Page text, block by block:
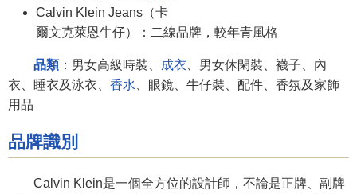
Calvin Klein Jeans（卡
爾文克萊恩牛仔）：二線品牌，較年青風格
品類：男女高級時裝、 成衣 、男女休閑裝、襪子、內
衣、睡衣及泳衣、 香水 、眼鏡、牛仔裝、配件、香氛及家飾
用品
品牌識別
Calvin Klein是一個全方位的設計師，不論是正牌、副牌